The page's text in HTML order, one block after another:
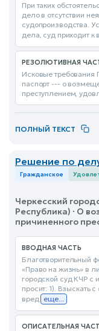
При таких
дело в отсутствии
судопроизводства.
дела, суд приходит
РЕЗОЛЮТИВНАЯ
Исковые
паспорт --- о
преступлением,
ПОЛНЫЙ ТЕКСТ
Решение по
Гражданское
Черкесский
Республика) · О
причиненного
ВВОДНАЯ ЧАСТЬ
Благотворительный
«Право на жизнь» в
городской суд КЧР
просит: 1). Взыскать
вред еще...
ОПИСАТЕЛЬНАЯ